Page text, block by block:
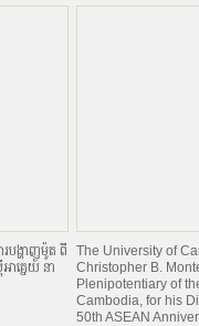
បង្ហាញម៉ូត ពី
គ្នេយ៍ នា
The University of
Christopher B.
Plenipotentiary of
Cambodia, for his
50th ASEAN